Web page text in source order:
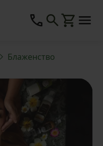
Блаженство